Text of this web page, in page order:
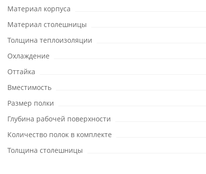
Материал корпуса
Материал столешницы
Толщина теплоизоляции
Охлаждение
Оттайка
Вместимость
Размер полки
Глубина рабочей поверхности
Количество полок в комплекте
Толщина столешницы